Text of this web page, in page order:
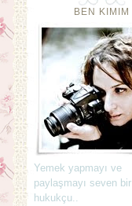
BEN KIMIM
Yemek yapmayı ve
paylaşmayı seven bir
hukukçu..